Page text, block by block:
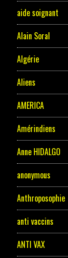
aide soignant
Alain Soral
Algérie
Aliens
AMERICA
Amérindiens
Anne HIDALGO
anonymous
Anthroposophie
anti vaccins
ANTI VAX